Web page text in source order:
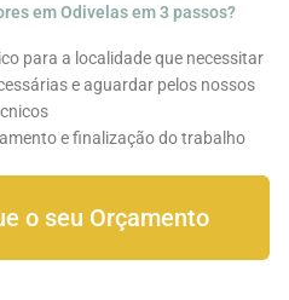
em Odivelas em 3 passos?
para a localidade que necessitar
e aguardar pelos nossos
e finalização do trabalho
o seu Orçamento